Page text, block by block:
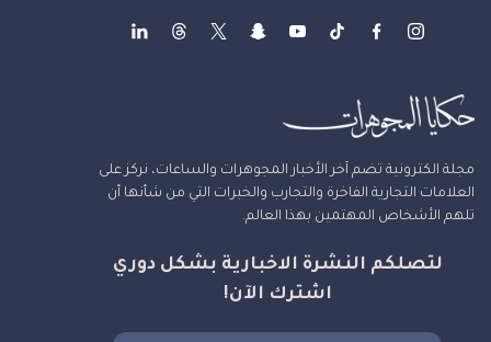
مجلة الكترونية تضم آخر الأخبار المجوهرات والساعات، نركز على
العلامات التجارية الفاخرة والتجارب والخبرات التي من شأنها أن
تلهم الأشخاص المهتمين بهذا العالم.
لتصلكم النشرة الاخبارية بشكل دوري
اشترك الآن!